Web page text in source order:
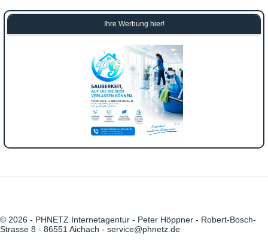
Ihre Werbung hier!
© 2026 - PHNETZ Internetagentur - Peter Höppner - Robert-Bosch-
Strasse 8 - 86551 Aichach - service@phnetz.de